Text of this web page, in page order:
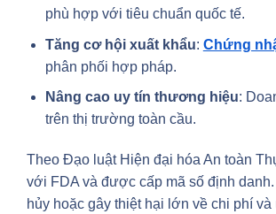
phù hợp với tiêu chuẩn quốc tế.
Tăng cơ hội xuất khẩu: Chứng
phân phối hợp pháp.
Nâng cao uy tín thương hiệu:
trên thị trường toàn cầu.
Theo Đạo luật Hiện đại hóa An toàn
với FDA và được cấp mã số định
hủy hoặc gây thiệt hại lớn về chi phí